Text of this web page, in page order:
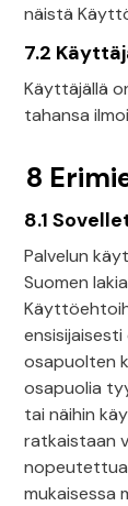
näistä
7.2
Käyttäjällä
tahansa
8
8.1
Palvelun
Suomen
osapuolten
osapuolia
tai näihin
ratkaistaan
nopeutettua
mukaisessa